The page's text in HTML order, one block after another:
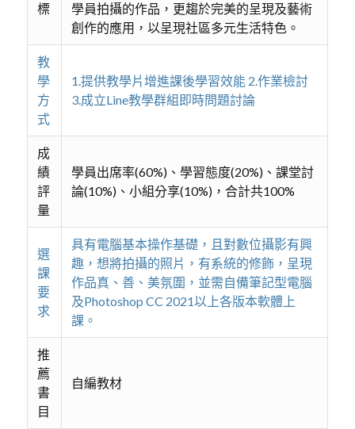
標
學員拍攝的作品，更趨於完美的呈現及藝術
創作的應用，以呈現社區多元生活特色。
教
學
方
式
1.提供教學片增進課後學習效能 2.作業檢討
3.成立Line教學群組即時問題討論
成
績
評
量
學員出席率(60%)、學習態度(20%)、課堂討
論(10%)、小組分享(10%)，合計共100%
選
課
要
求
具有電腦基本操作基礎，且對數位攝影有興
趣，想將拍攝的照片，有系統的修飾，呈現
作品真、善、美氛圍，並需自備筆記型電腦
及Photoshop CC 2021以上各版本軟體上
課。
推
薦
書
目
自編教材